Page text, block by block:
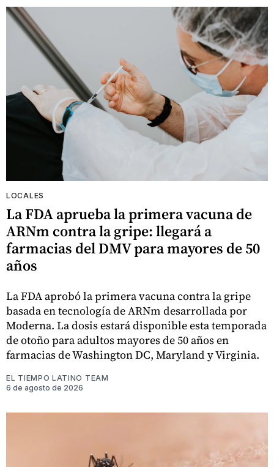
LOCALES
La FDA aprueba la primera vacuna de
ARNm contra la gripe: llegará a
farmacias del DMV para mayores de 50
años
La FDA aprobó la primera vacuna contra la gripe
basada en tecnología de ARNm desarrollada por
Moderna. La dosis estará disponible esta temporada
de otoño para adultos mayores de 50 años en
farmacias de Washington DC, Maryland y Virginia.
EL TIEMPO LATINO TEAM
6 de agosto de 2026